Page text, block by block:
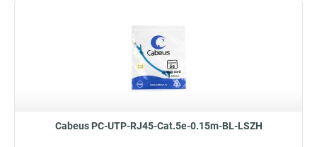
Cabeus PC-UTP-RJ45-Cat.5e-0.15m-BL-LSZH